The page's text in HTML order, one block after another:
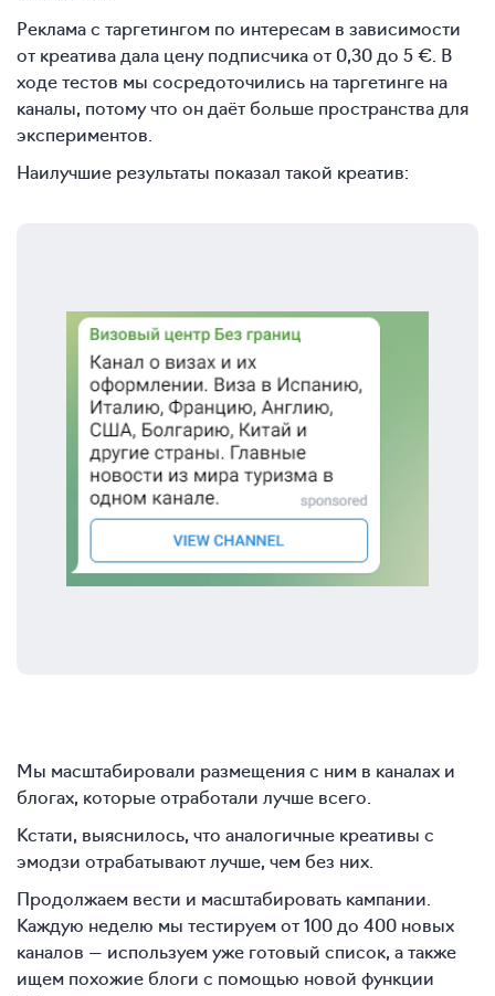
Реклама с таргетингом по интересам в зависимости
от креатива дала цену подписчика от 0,30 до 5 €. В
ходе тестов мы сосредоточились на таргетинге на
каналы, потому что он даёт больше пространства для
экспериментов.
Наилучшие результаты показал такой креатив:
Мы масштабировали размещения с ним в каналах и
блогах, которые отработали лучше всего.
Кстати, выяснилось, что аналогичные креативы с
эмодзи отрабатывают лучше, чем без них.
Продолжаем вести и масштабировать кампании.
Каждую неделю мы тестируем от 100 до 400 новых
каналов — используем уже готовый список, а также
ищем похожие блоги с помощью новой функции